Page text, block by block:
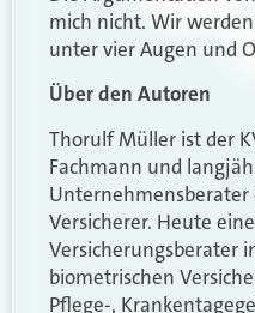
mich nicht. Wir
unter vier Augen und
Über den Autoren
Thorulf Müller ist der
Fachmann und
Unternehmensberater
Versicherer. Heute
Versicherungsberater
biometrischen
Pflege-,